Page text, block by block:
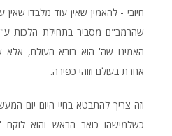
חיובי - להאמין שאין עוד מלבדו
שהרמב"ם מסביר בתחילת הלכות
האמינו שה' הוא בורא העולם,
אחרת בעולם וזוהי כפירה.
וזה צריך להתבטא בחיי היום יום
כשלמישהו כואב הראש והוא